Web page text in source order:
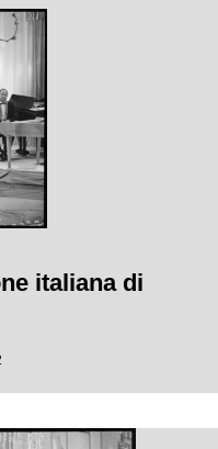
italiana di